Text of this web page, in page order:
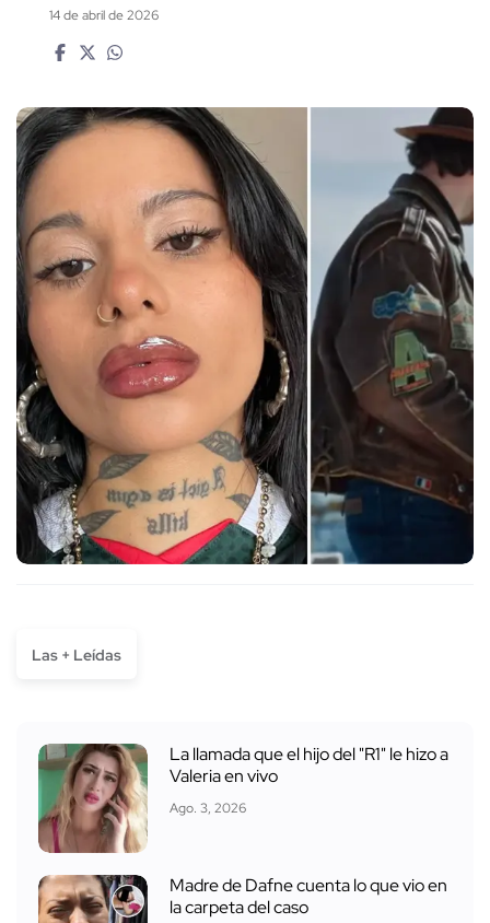
14 de abril de 2026
Las + Leídas
La llamada que el hijo del "R1" le hizo a
Valeria en vivo
Ago. 3, 2026
Madre de Dafne cuenta lo que vio en
la carpeta del caso